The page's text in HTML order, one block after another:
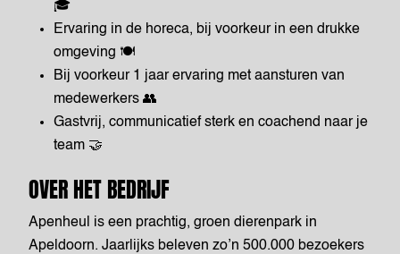
🎓
Ervaring in de horeca, bij voorkeur in een drukke
omgeving 🍽️
Bij voorkeur 1 jaar ervaring met aansturen van
medewerkers 👥
Gastvrij, communicatief sterk en coachend naar je
team 🤝
OVER HET BEDRIJF
Apenheul is een prachtig, groen dierenpark in
Apeldoorn. Jaarlijks beleven zo’n 500.000 bezoekers